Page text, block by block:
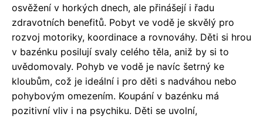
osvěžení v horkých dnech, ale přinášejí i řadu
zdravotních benefitů. Pobyt ve vodě je skvělý pro
rozvoj motoriky, koordinace a rovnováhy. Děti si hrou
v bazénku posilují svaly celého těla, aniž by si to
uvědomovaly. Pohyb ve vodě je navíc šetrný ke
kloubům, což je ideální i pro děti s nadváhou nebo
pohybovým omezením. Koupání v bazénku má
pozitivní vliv i na psychiku. Děti se uvolní,